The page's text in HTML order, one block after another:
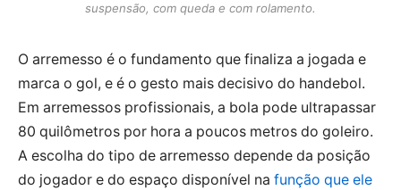
suspensão, com queda e com rolamento.
O arremesso é o fundamento que finaliza a jogada e
marca o gol, e é o gesto mais decisivo do handebol.
Em arremessos profissionais, a bola pode ultrapassar
80 quilômetros por hora a poucos metros do goleiro.
A escolha do tipo de arremesso depende da posição
do jogador e do espaço disponível na função que ele